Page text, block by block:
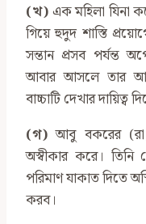
(খ)এক মহিলা যিনা
গিয়ে হুদুদ শাস্তি
সন্তান প্রসব পর্যন্ত
আবার আসলে তার
বাচ্চাটি দেখার দায়িত্ব
(গ) আবু বকরের
অস্বীকার করে।
পরিমাণ যাকাত দিতে
করব।